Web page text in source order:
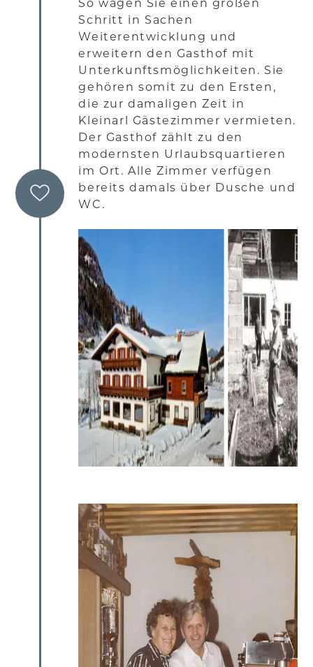
Schritt in Sachen
Weiterentwicklung und
erweitern den Gasthof mit
Unterkunftsmöglichkeiten. Sie
gehören somit zu den Ersten,
die zur damaligen Zeit in
Kleinarl Gästezimmer vermieten.
Der Gasthof zählt zu den
modernsten Urlaubsquartieren
im Ort. Alle Zimmer verfügen
bereits damals über Dusche und
WC.